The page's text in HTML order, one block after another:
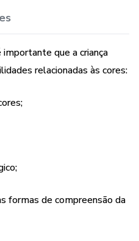
que a criança
relacionadas às cores:
formas de compreensão da